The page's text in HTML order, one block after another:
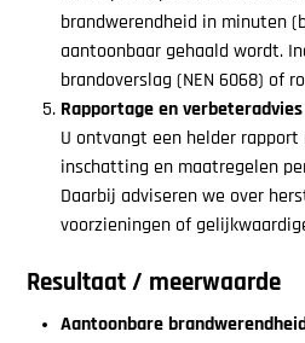
brandwerendheid in minuten
aantoonbaar gehaald wordt.
brandoverslag (NEN 6068) of
Rapportage en verbeteradvies
U ontvangt een helder
inschatting en maatregelen
Daarbij adviseren we over
voorzieningen of
Resultaat / meerwaarde
Aantoonbare